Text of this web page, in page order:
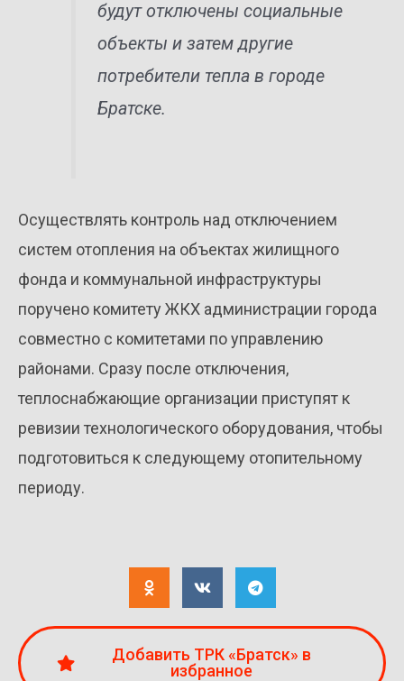
будут отключены социальные
объекты и затем другие
потребители тепла в городе
Братске.
Осуществлять контроль над отключением
систем отопления на объектах жилищного
фонда и коммунальной инфраструктуры
поручено комитету ЖКХ администрации города
совместно с комитетами по управлению
районами. Сразу после отключения,
теплоснабжающие организации приступят к
ревизии технологического оборудования, чтобы
подготовиться к следующему отопительному
периоду.
Добавить ТРК «Братск» в
избранное